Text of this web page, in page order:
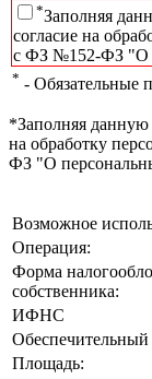
*Заполняя
согласие на
с ФЗ №152-ФЗ "О
* - Обязательные
*Заполняя данную
на обработку
ФЗ "О
Возможное
Операция:
Форма
собственника:
ИФНС
Обеспечительный
Площадь: